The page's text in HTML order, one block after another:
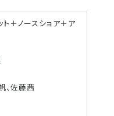
＋ノースショア＋ア
、佐藤茜